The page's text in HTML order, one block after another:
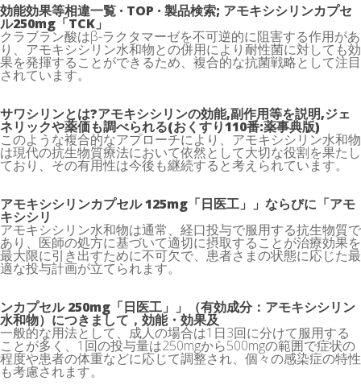
効能効果等相違一覧 · TOP · 製品検索; アモキシシリンカプセ
ル250mg「TCK」
クラブラン酸はβ-ラクタマーゼを不可逆的に阻害する作用があ
り、アモキシシリン水和物との併用により耐性菌に対しても効
果を発揮することができるため、複合的な抗菌戦略として注目
されています。
サワシリンとは?アモキシシリンの効能,副作用等を説明,ジェ
ネリックや薬価も調べられる(おくすり110番:薬事典版)
このような複合的なアプローチにより、アモキシシリン水和物
は現代の抗生物質療法において依然として大切な役割を果たし
ており、その有用性は今後も継続すると考えられています。
アモキシシリンカプセル 125mg「日医工」」ならびに「アモ
キシシリ
アモキシシリン水和物は通常、経口投与で服用する抗生物質で
あり、医師の処方に基づいて適切に摂取することが治療効果を
最大限に引き出すために不可欠で、患者さまの状態に応じた最
適な投与計画が立てられます。
ンカプセル 250mg「日医工」」（有効成分：アモキシシリン
水和物）につきまして，効能・効果及
一般的な用法として、成人の場合は1日3回に分けて服用する
ことが多く、1回の投与量は250mgから500mgの範囲で症状の
程度や患者の体重などに応じて調整され、個々の感染症の特性
も考慮されます。